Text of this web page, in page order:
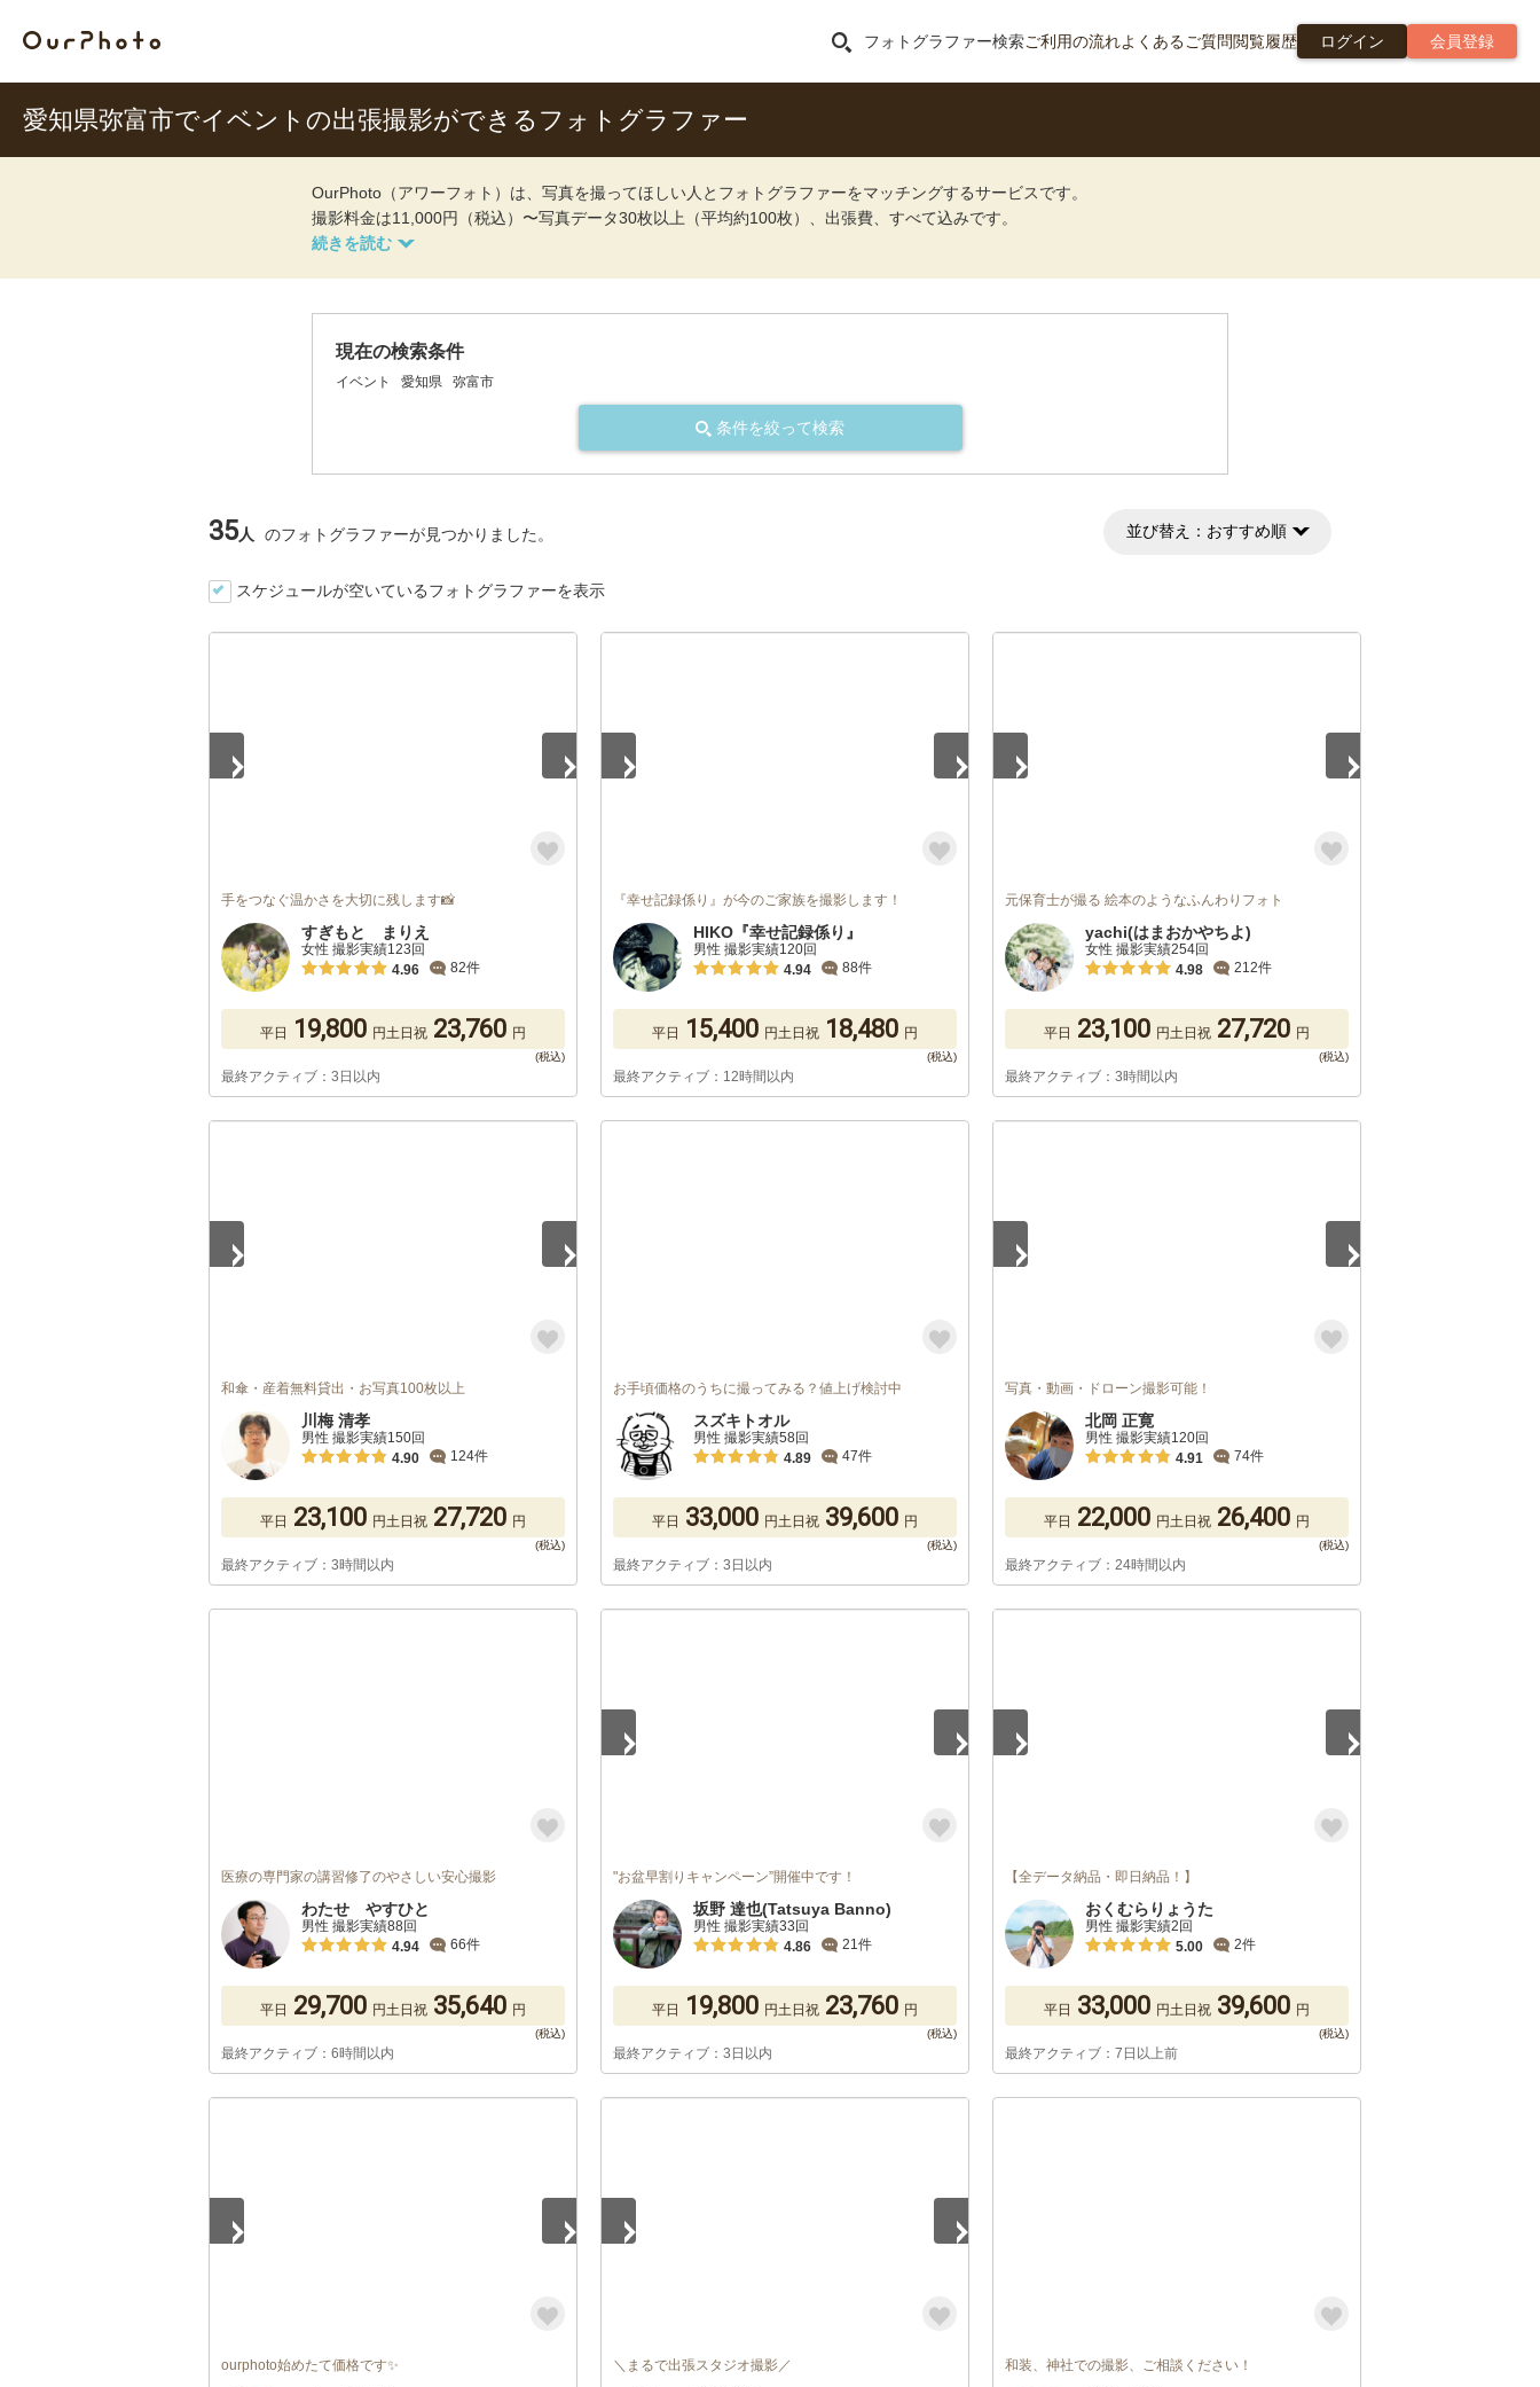
フォトグラファー検索ご利用の流れよくあるご質問閲覧履歴 ログイン 会員登録
愛知県弥富市でイベントの出張撮影ができるフォトグラファー
OurPhoto（アワーフォト）は、写真を撮ってほしい人とフォトグラファーをマッチングするサービスです。
撮影料金は11,000円（税込）〜写真データ30枚以上（平均約100枚）、出張費、すべて込みです。
現在の検索条件
イベント 愛知県 弥富市
条件を絞って検索
35人 のフォトグラファーが見つかりました。 並び替え： おすすめ順
スケジュールが空いているフォトグラファーを表示
手をつなぐ温かさを大切に残します📸
すぎもと まりえ
女性 撮影実績123回
4.96
82件
平日 19,800 円土日祝 23,760 円
最終アクティブ：3日以内
『幸せ記録係り』が今のご家族を撮影します！
HIKO『幸せ記録係り』
男性 撮影実績120回
4.94
88件
平日 15,400 円土日祝 18,480 円
最終アクティブ：12時間以内
元保育士が撮る 絵本のようなふんわりフォト
yachi(はまおかやちよ)
女性 撮影実績254回
4.98
212件
平日 23,100 円土日祝 27,720 円
最終アクティブ：3時間以内
和傘・産着無料貸出・お写真100枚以上
川梅 清孝
男性 撮影実績150回
4.90
124件
平日 23,100 円土日祝 27,720 円
最終アクティブ：3時間以内
お手頃価格のうちに撮ってみる？値上げ検討中
スズキトオル
男性 撮影実績58回
4.89
47件
平日 33,000 円土日祝 39,600 円
最終アクティブ：3日以内
写真・動画・ドローン撮影可能！
北岡 正寛
男性 撮影実績120回
4.91
74件
平日 22,000 円土日祝 26,400 円
最終アクティブ：24時間以内
医療の専門家の講習修了のやさしい安心撮影
わたせ やすひと
男性 撮影実績88回
4.94
66件
平日 29,700 円土日祝 35,640 円
最終アクティブ：6時間以内
"お盆早割りキャンペーン”開催中です！
坂野 達也(Tatsuya Banno)
男性 撮影実績33回
4.86
21件
平日 19,800 円土日祝 23,760 円
最終アクティブ：3日以内
【全データ納品・即日納品！】
おくむらりょうた
男性 撮影実績2回
5.00
2件
平日 33,000 円土日祝 39,600 円
最終アクティブ：7日以上前
ourphoto始めたて価格です✨ ＼まるで出張スタジオ撮影／ 和装、神社での撮影、ご相談ください！